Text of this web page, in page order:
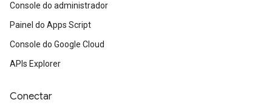
Console do administrador
Painel do Apps Script
Console do Google Cloud
APIs Explorer
Conectar